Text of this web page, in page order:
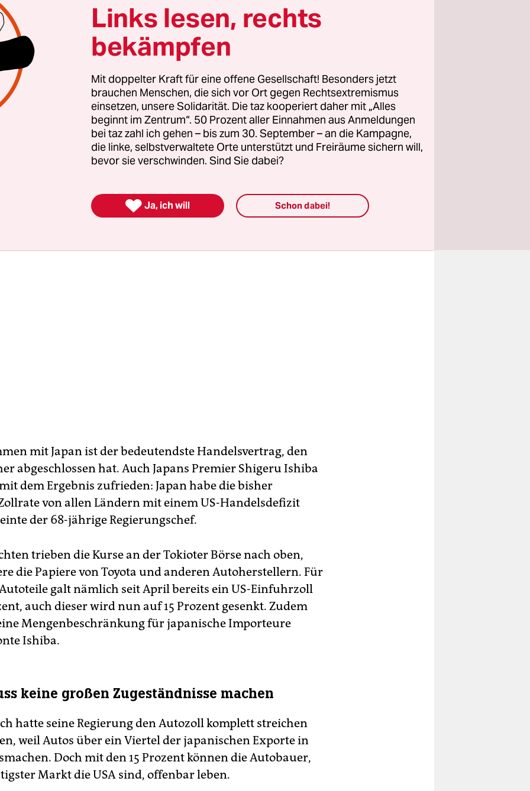
Japan haben sich am Dienstag in Washington
über ein Handelsabkommen verständigt. Künftig gilt
von 15 Prozent auf alle Warenimporte aus Japan.
US-Präsident Donald Trump angekündigt, den Basiszoll
1. August auf 25 Prozent zu erhöhen.
selbst schrieb auf X: „Auftrag erfüllt“.
mit Japan ist der bedeutendste Handelsvertrag, den
abgeschlossen hat. Auch Japans Premier Shigeru Ishiba
dem Ergebnis zufrieden: Japan habe die bisher
von allen Ländern mit einem US-Handelsdefizit
der 68-jährige Regierungschef.
trieben die Kurse an der Tokioter Börse nach oben,
die Papiere von Toyota und anderen Autoherstellern. Für
galt nämlich seit April bereits ein US-Einfuhrzoll
auch dieser wird nun auf 15 Prozent gesenkt. Zudem
Mengenbeschränkung für japanische Importeure
Ishiba.
keine großen Zugeständnisse machen
hatte seine Regierung den Autozoll komplett streichen
weil Autos über ein Viertel der japanischen Exporte in
Doch mit den 15 Prozent können die Autobauer,
Markt die USA sind, offenbar leben.
Links lesen, rechts
bekämpfen
Mit doppelter Kraft für eine offene Gesellschaft! Besonders jetzt
brauchen Menschen, die sich vor Ort gegen Rechtsextremismus
einsetzen, unsere Solidarität. Die taz kooperiert daher mit „Alles
beginnt im Zentrum“. 50 Prozent aller Einnahmen aus Anmeldungen
bei taz zahl ich gehen – bis zum 30. September – an die Kampagne,
die linke, selbstverwaltete Orte unterstützt und Freiräume sichern will,
bevor sie verschwinden. Sind Sie dabei?
 Ja, ich will Schon dabei!